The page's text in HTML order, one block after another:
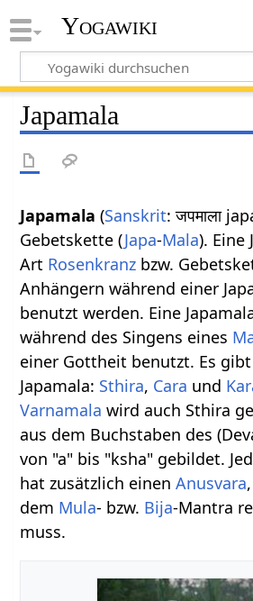
Yogawiki
Japamala
Japamala (Sanskrit: जपमाला
Gebetskette (Japa-Mala). Eine
Art Rosenkranz bzw.
Anhängern während einer
benutzt werden. Eine
während des Singens eines
einer Gottheit benutzt. Es
Japamala: Sthira, Cara und
Varnamala wird auch Sthira
aus dem Buchstaben des
von "a" bis "ksha" gebildet.
hat zusätzlich einenAnusvara
dem Mula- bzw. Bija-Mantra
muss.